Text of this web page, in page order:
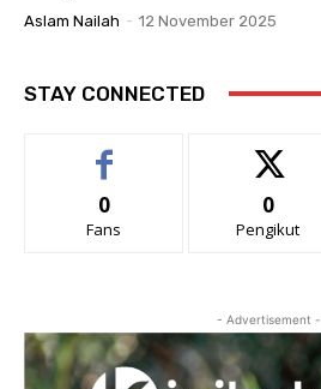
Aslam Nailah - 12 November 2025
STAY CONNECTED
0
Fans
0
Pengikut
- Advertisement -